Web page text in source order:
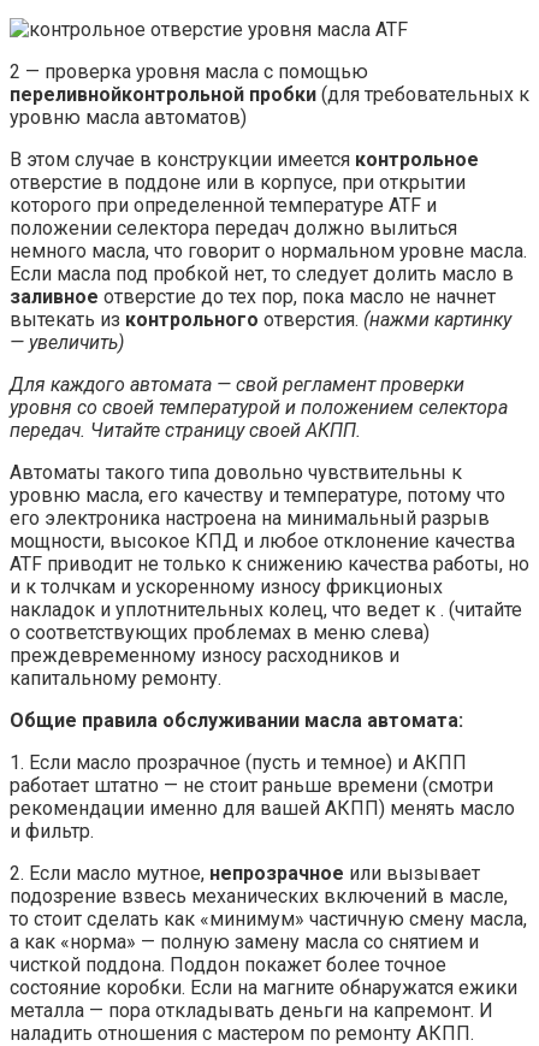
2 — проверка уровня масла с помощью
переливнойконтрольной пробки (для требовательных к
уровню масла автоматов)
В этом случае в конструкции имеется контрольное
отверстие в поддоне или в корпусе, при открытии
которого при определенной температуре ATF и
положении селектора передач должно вылиться
немного масла, что говорит о нормальном уровне масла.
Если масла под пробкой нет, то следует долить масло в
заливное отверстие до тех пор, пока масло не начнет
вытекать из контрольного отверстия. (нажми картинку
— увеличить)
Для каждого автомата — свой регламент проверки
уровня со своей температурой и положением селектора
передач. Читайте страницу своей АКПП.
Автоматы такого типа довольно чувствительны к
уровню масла, его качеству и температуре, потому что
его электроника настроена на минимальный разрыв
мощности, высокое КПД и любое отклонение качества
ATF приводит не только к снижению качества работы, но
и к толчкам и ускоренному износу фрикционых
накладок и уплотнительных колец, что ведет к . (читайте
о соответствующих проблемах в меню слева)
преждевременному износу расходников и
капитальному ремонту.
Общие правила обслуживании масла автомата:
1. Если масло прозрачное (пусть и темное) и АКПП
работает штатно — не стоит раньше времени (смотри
рекомендации именно для вашей АКПП) менять масло
и фильтр.
2. Если масло мутное, непрозрачное или вызывает
подозрение взвесь механических включений в масле,
то стоит сделать как «минимум» частичную смену масла,
а как «норма» — полную замену масла со снятием и
чисткой поддона. Поддон покажет более точное
состояние коробки. Если на магните обнаружатся ежики
металла — пора откладывать деньги на капремонт. И
наладить отношения с мастером по ремонту АКПП.